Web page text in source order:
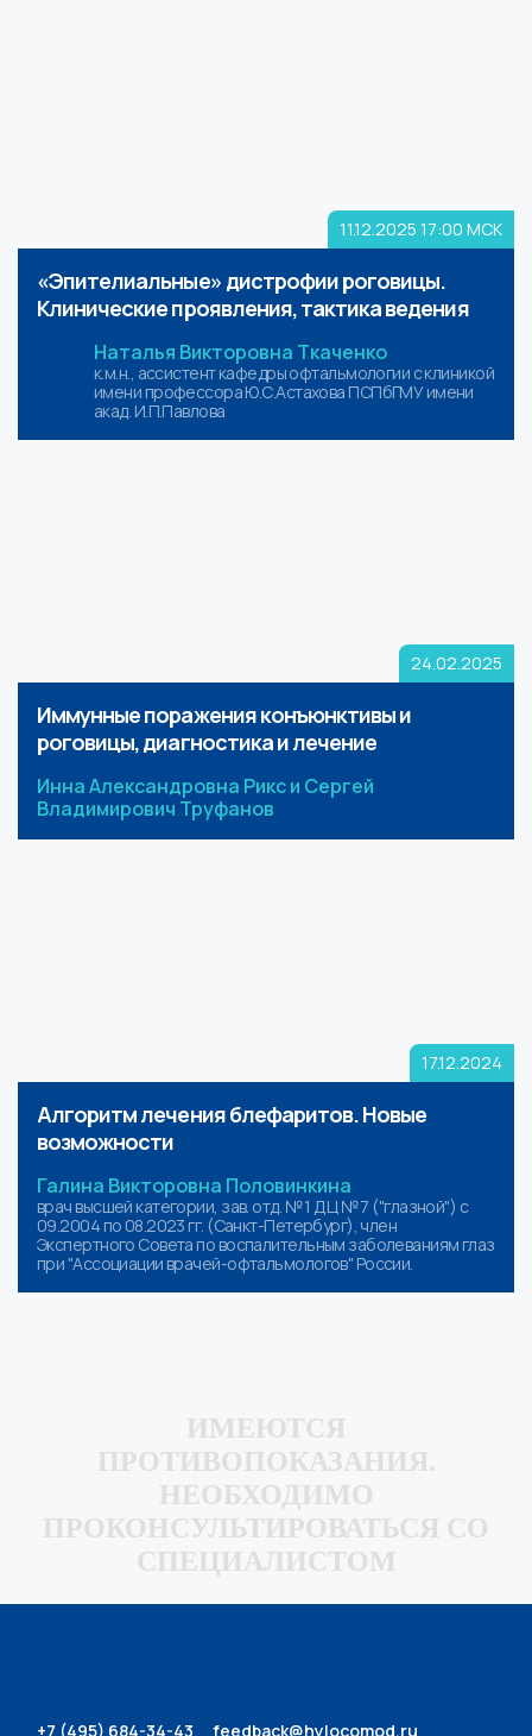
11.12.2025 17:00 МСК
«Эпителиальные» дистрофии роговицы.
Клинические проявления, тактика ведения
Наталья Викторовна Ткаченко
к.м.н., ассистент кафедры офтальмологии с клиникой
имени профессора Ю.С.Астахова ПСПбГМУ имени
акад. И.П.Павлова
24.02.2025
Иммунные поражения конъюнктивы и
роговицы, диагностика и лечение
Инна Александровна Рикс и Сергей
Владимирович Труфанов
17.12.2024
Алгоритм лечения блефаритов. Новые
возможности
Галина Викторовна Половинкина
врач высшей категории, зав. отд. № 1 ДЦ № 7 ("глазной") с
09.2004 по 08.2023 гг. (Санкт-Петербург), член
Экспертного Совета по воспалительным заболеваниям глаз
при "Ассоциации врачей-офтальмологов" России.
ИМЕЮТСЯ
ПРОТИВОПОКАЗАНИЯ.
НЕОБХОДИМО
ПРОКОНСУЛЬТИРОВАТЬСЯ СО
СПЕЦИАЛИСТОМ
+7 (495) 684-34-43 feedback@hylocomod.ru